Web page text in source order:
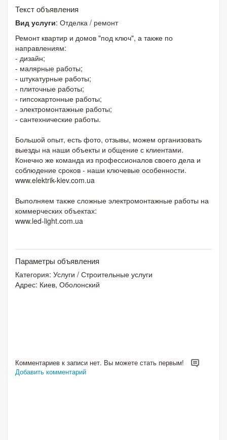
Текст объявления
Вид услуги: Отделка / ремонт
Ремонт квартир и домов "под ключ", а также по
направлениям:
- дизайн;
- малярные работы;
- штукатурные работы;
- плиточные работы;
- гипсокартонные работы;
- электромонтажные работы;
- сантехнические работы.
Большой опыт, есть фото, отзывы, можем организовать
выезды на наши объекты и общение с клиентами.
Конечно же команда из профессионалов своего дела и
соблюдение сроков - наши ключевые особенности.
www.elektrik-kiev.com.ua
Выполняем также сложные электромонтажные работы на
коммерческих объектах:
www.led-light.com.ua
Параметры объявления
Категория: Услуги / Строительные услуги
Адрес: Киев, Оболонский
Комментариев к записи нет. Вы можете стать первым!
Добавить комментарий